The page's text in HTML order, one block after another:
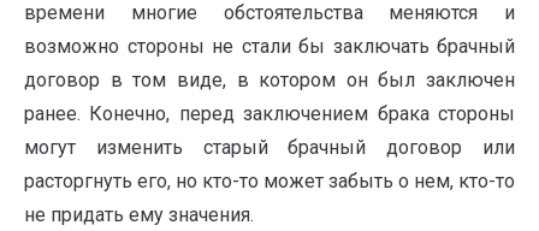
времени многие обсто­ятельства меняются и
возможно стороны не стали бы заключать брачный
до­говор в том виде, в котором он был заключен
ранее. Конечно, перед заключе­нием брака стороны
могут изменить старый брачный договор или
расторгнуть его, но кто-то может забыть о нем, кто-то
не придать ему значения.